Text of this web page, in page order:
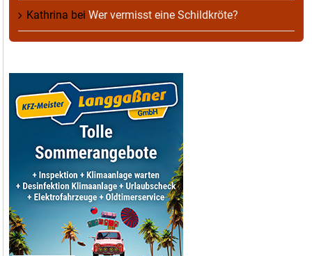
Kathrina bei Wer vermisst eine Schildkröte?